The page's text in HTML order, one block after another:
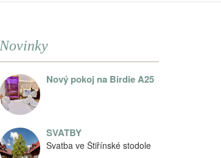
Novinky
Nový pokoj na Birdie A25
SVATBY
Svatba ve Štiřínské stodole